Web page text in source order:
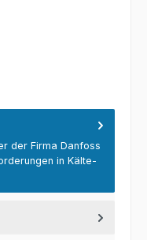
der Firma Danfoss
in Kälte-